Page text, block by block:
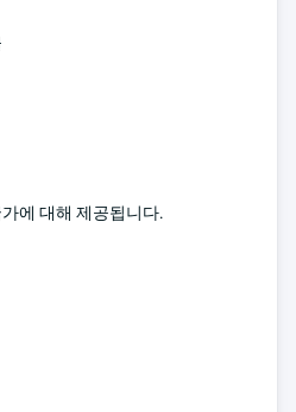
에 대해 제공됩니다.